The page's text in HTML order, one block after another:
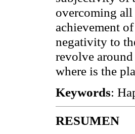
overcoming all
achievement
negativity to
revolve
where is the
Keywords:
RESUMEN